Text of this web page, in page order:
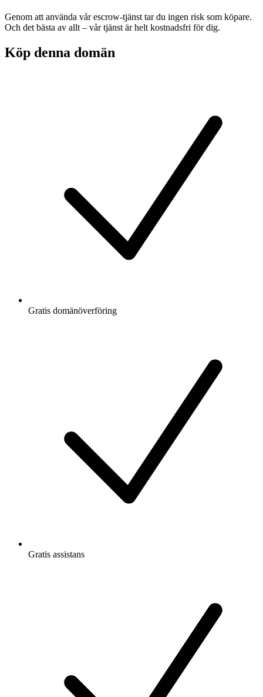
Genom att använda vår escrow-tjänst tar du ingen risk som köpare.
Och det bästa av allt – vår tjänst är helt kostnadsfri för dig.
Köp denna domän
Gratis domänöverföring
Gratis assistans